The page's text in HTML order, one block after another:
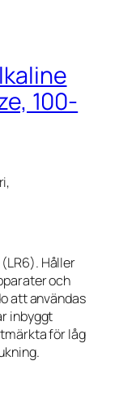
100-
Håller
och
att användas
inbyggt
för låg